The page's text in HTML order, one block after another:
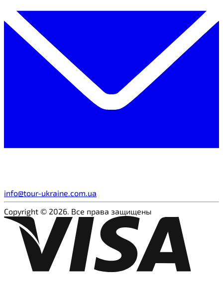
info@tour-ukraine.com.ua
Copyright © 2026. Все права защищены